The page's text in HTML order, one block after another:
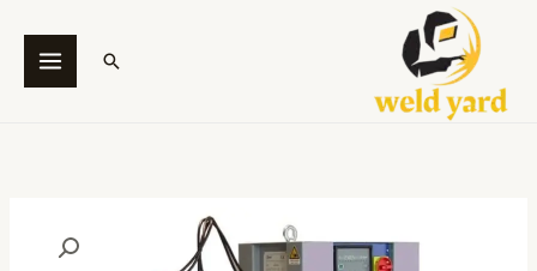
المحتوى
البحث